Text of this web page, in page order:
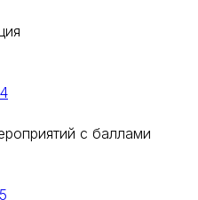
с баллами